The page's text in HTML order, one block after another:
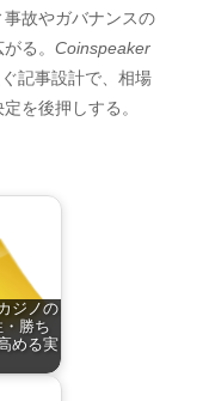
故やガバナンスの
る。 Coinspeaker
記事設計で、相場
を後押しする。
ジノの
勝ち
める実